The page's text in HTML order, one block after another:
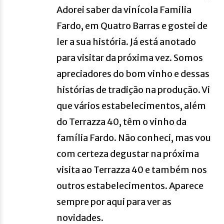
Adorei saber da vinícola Familia
Fardo, em Quatro Barras e gostei de
ler a sua história. Já está anotado
para visitar da próxima vez. Somos
apreciadores do bom vinho e dessas
histórias de tradição na produção. Vi
que vários estabelecimentos, além
do Terrazza 40, têm o vinho da
família Fardo. Não conheci, mas vou
com certeza degustar na próxima
visita ao Terrazza 40 e também nos
outros estabelecimentos. Aparece
sempre por aqui para ver as
novidades.